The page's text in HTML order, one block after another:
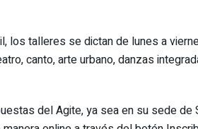
los talleres se dictan de lunes a
canto, arte urbano, danzas
del Agite, ya sea en su sede de